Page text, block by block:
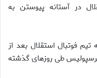
در آستانه پیوستن به
فوتبال استقلال بعد از
پرسپولیس طی روزهای گذشته